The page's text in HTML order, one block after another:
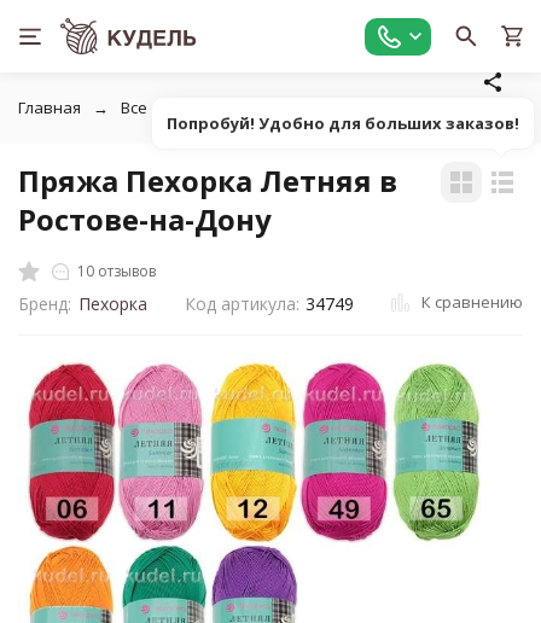
Главная Все для вязания
Пряжа Пехорка Летняя в
Ростове-на-Дону
10 отзывов
Бренд: Пехорка Код артикула: 34749 К сравнению
Попробуй! Удобно для больших заказов!